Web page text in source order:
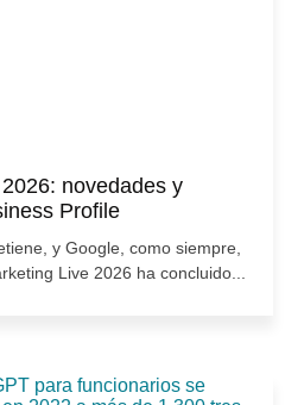
novedades y
Profile
y Google, como siempre,
Live 2026 ha concluido...